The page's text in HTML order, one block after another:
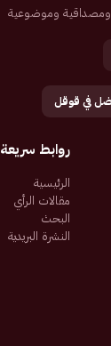
ومصداقية وموضوعية
في قوقل
روابط سريعة
الرئيسية
مقالات الرأي
البحث
النشرة البريدية